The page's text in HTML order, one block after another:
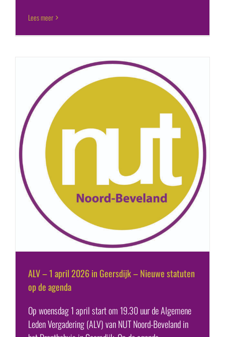
Lees meer
ALV – 1 april 2026 in Geersdijk – Nieuwe statuten
op de agenda
Op woensdag 1 april start om 19.30 uur de Algemene
Leden Vergadering (ALV) van NUT Noord-Beveland in